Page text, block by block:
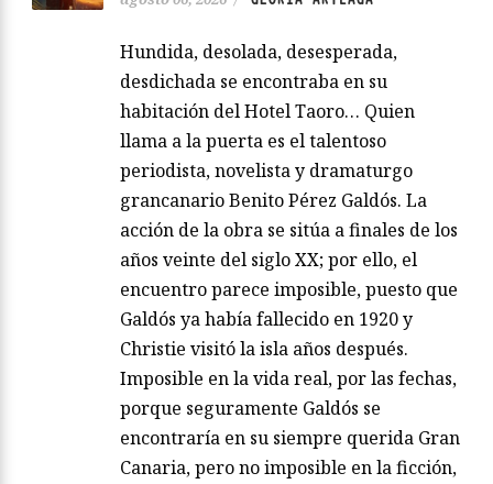
Hundida, desolada, desesperada,
desdichada se encontraba en su
habitación del Hotel Taoro… Quien
llama a la puerta es el talentoso
periodista, novelista y dramaturgo
grancanario Benito Pérez Galdós. La
acción de la obra se sitúa a finales de los
años veinte del siglo XX; por ello, el
encuentro parece imposible, puesto que
Galdós ya había fallecido en 1920 y
Christie visitó la isla años después.
Imposible en la vida real, por las fechas,
porque seguramente Galdós se
encontraría en su siempre querida Gran
Canaria, pero no imposible en la ficción,